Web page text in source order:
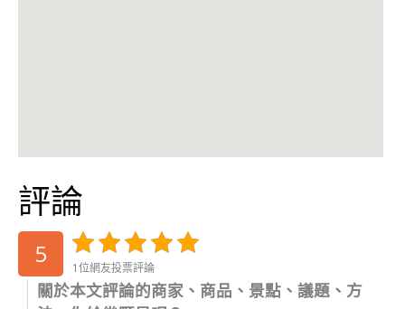
評論
5 1位網友投票評論
關於本文評論的商家、商品、景點、議題、方